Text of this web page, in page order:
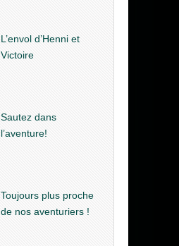
L’envol d’Henni et
Victoire
Sautez dans
l’aventure!
Toujours plus proche
de nos aventuriers !